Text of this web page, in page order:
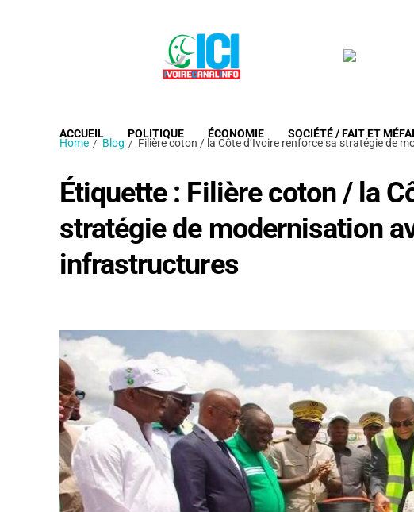
ACCUEIL POLITIQUE ÉCONOMIE SOCIÉTÉ / FAIT ET
Home Blog Filière coton / la Côte d’Ivoire renforce sa stratégie de
Étiquette : Filière coton / la
stratégie de modernisation
infrastructures